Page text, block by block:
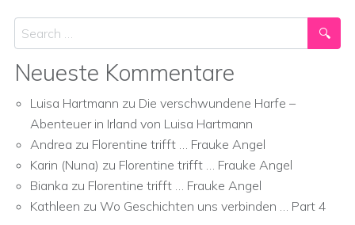
Search
Neueste Kommentare
Luisa Hartmann zu Die verschwundene Harfe –
Abenteuer in Irland von Luisa Hartmann
Andrea zu Florentine trifft … Frauke Angel
Karin (Nuna) zu Florentine trifft … Frauke Angel
Bianka zu Florentine trifft … Frauke Angel
Kathleen zu Wo Geschichten uns verbinden … Part 4